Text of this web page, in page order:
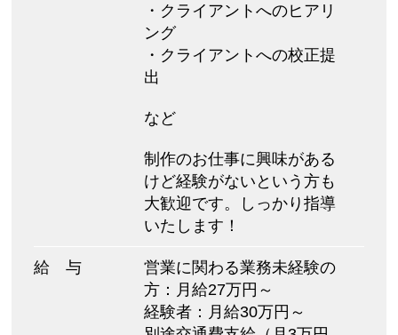
・クライアントへのヒアリ
ング
・クライアントへの校正提
出
など
制作のお仕事に興味がある
けど経験がないという方も
大歓迎です。しっかり指導
いたします！
給 与
営業に関わる業務未経験の
方：月給27万円～
経験者：月給30万円～